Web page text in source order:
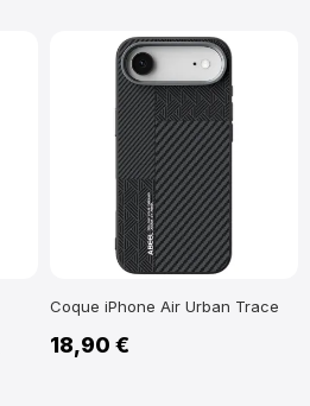
Coque iPhone Air Urban Trace
18,90 €